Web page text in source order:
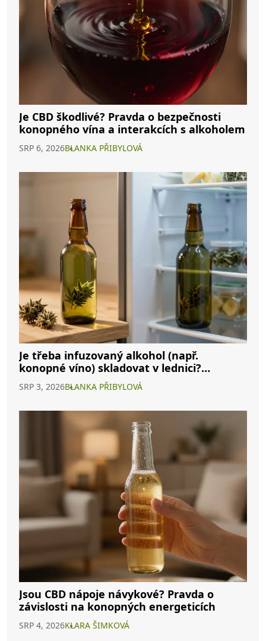
Je CBD škodlivé? Pravda o bezpečnosti
konopného vína a interakcích s alkoholem
SRP 6, 2026BLANKA PŘIBYLOVÁ
Je třeba infuzovaný alkohol (např.
konopné víno) skladovat v lednici?
Kompletní průvodce
SRP 3, 2026BLANKA PŘIBYLOVÁ
Jsou CBD nápoje návykové? Pravda o
závislosti na konopných energeticích
SRP 4, 2026KLARA ŠIMKOVÁ